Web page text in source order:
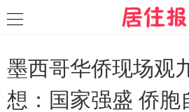
墨西哥华侨现场观
想：国家强盛 侨胞